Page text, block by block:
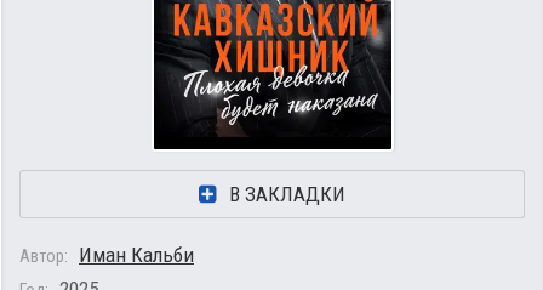
В ЗАКЛАДКИ
Автор: Иман Кальби